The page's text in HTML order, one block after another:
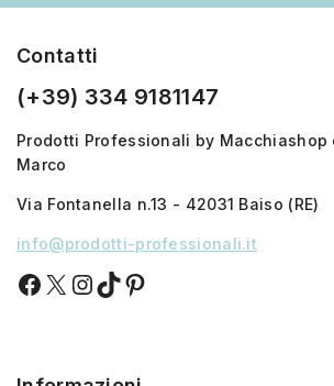
Contatti
(+39) 334 9181147
Prodotti Professionali by
Marco
Via Fontanella n.13 - 42031 Baiso (RE)
info@prodotti-professionali.it